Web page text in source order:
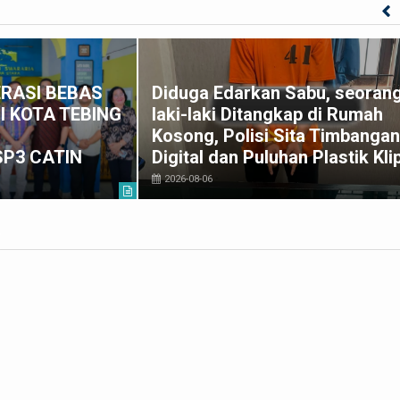
BEBAS
KOTA TEBING
CATIN
Diduga Edarkan Sabu,
laki-laki Ditangkap di Rumah
Kosong, Polisi Sita Timbangan
Digital dan Puluhan Plastik
2026-08-06